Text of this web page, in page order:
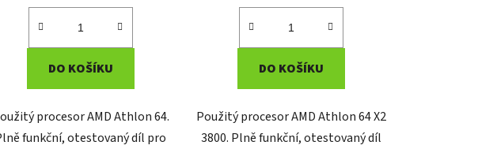
DO KOŠÍKU
procesor AMD Athlon 64.
funkční, otestovaný díl pro
DO KOŠÍKU
Použitý procesor AMD Athlon 64 X2
3800. Plně funkční, otestovaný díl